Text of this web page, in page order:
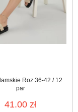
Roz 36-42 / 12
par
41.00 zł